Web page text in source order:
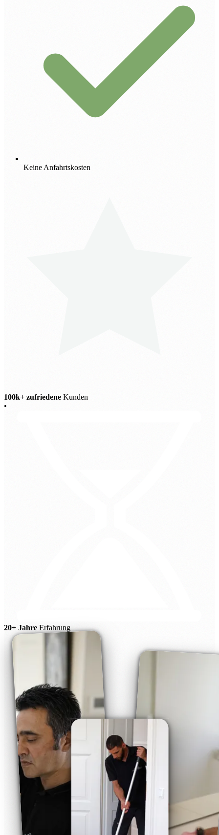
Keine Anfahrtskosten
100k+ zufriedene Kunden
•
20+ Jahre Erfahrung